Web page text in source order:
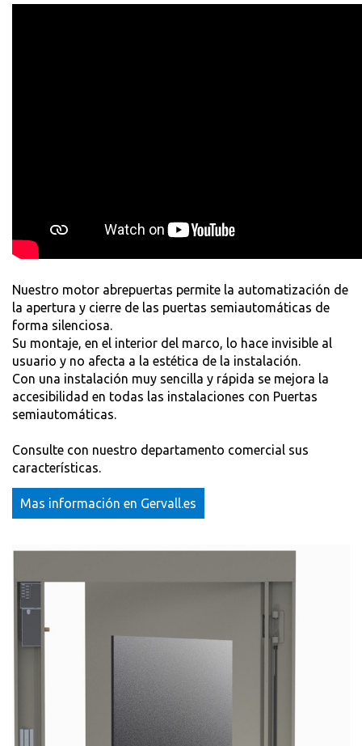
Nuestro motor abrepuertas permite la automatización de
la apertura y cierre de las puertas semiautomáticas de
forma silenciosa.
Su montaje, en el interior del marco, lo hace invisible al
usuario y no afecta a la estética de la instalación.
Con una instalación muy sencilla y rápida se mejora la
accesibilidad en todas las instalaciones con Puertas
semiautomáticas.
Consulte con nuestro departamento comercial sus
características.
Mas información en Gervall.es